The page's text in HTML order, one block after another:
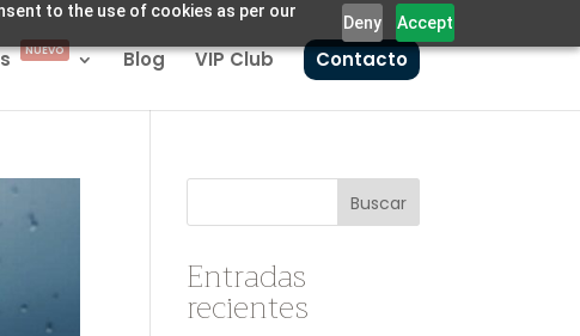
to the use of cookies as per our
Deny Accept
NUEVO Blog VIP Club Contacto
Buscar
Entradas
recientes